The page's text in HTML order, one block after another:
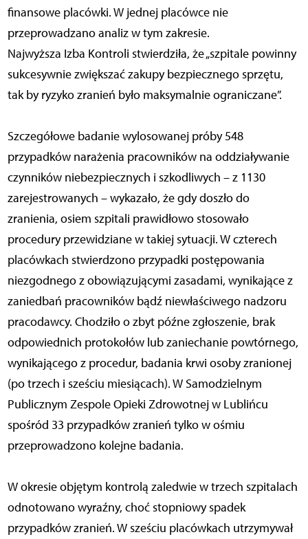
finansowe placówki. W jednej placówce nie
przeprowadzano analiz w tym zakresie.
Najwyższa Izba Kontroli stwierdziła, że „szpitale powinny
sukcesywnie zwiększać zakupy bezpiecznego sprzętu,
tak by ryzyko zranień było maksymalnie ograniczane”.
Szczegółowe badanie wylosowanej próby 548
przypadków narażenia pracowników na oddziaływanie
czynników niebezpiecznych i szkodliwych – z 1130
zarejestrowanych – wykazało, że gdy doszło do
zranienia, osiem szpitali prawidłowo stosowało
procedury przewidziane w takiej sytuacji. W czterech
placówkach stwierdzono przypadki postępowania
niezgodnego z obowiązującymi zasadami, wynikające z
zaniedbań pracowników bądź niewłaściwego nadzoru
pracodawcy. Chodziło o zbyt późne zgłoszenie, brak
odpowiednich protokołów lub zaniechanie powtórnego,
wynikającego z procedur, badania krwi osoby zranionej
(po trzech i sześciu miesiącach). W Samodzielnym
Publicznym Zespole Opieki Zdrowotnej w Lublińcu
spośród 33 przypadków zranień tylko w ośmiu
przeprowadzono kolejne badania.
W okresie objętym kontrolą zaledwie w trzech szpitalach
odnotowano wyraźny, choć stopniowy spadek
przypadków zranień. W sześciu placówkach utrzymywał